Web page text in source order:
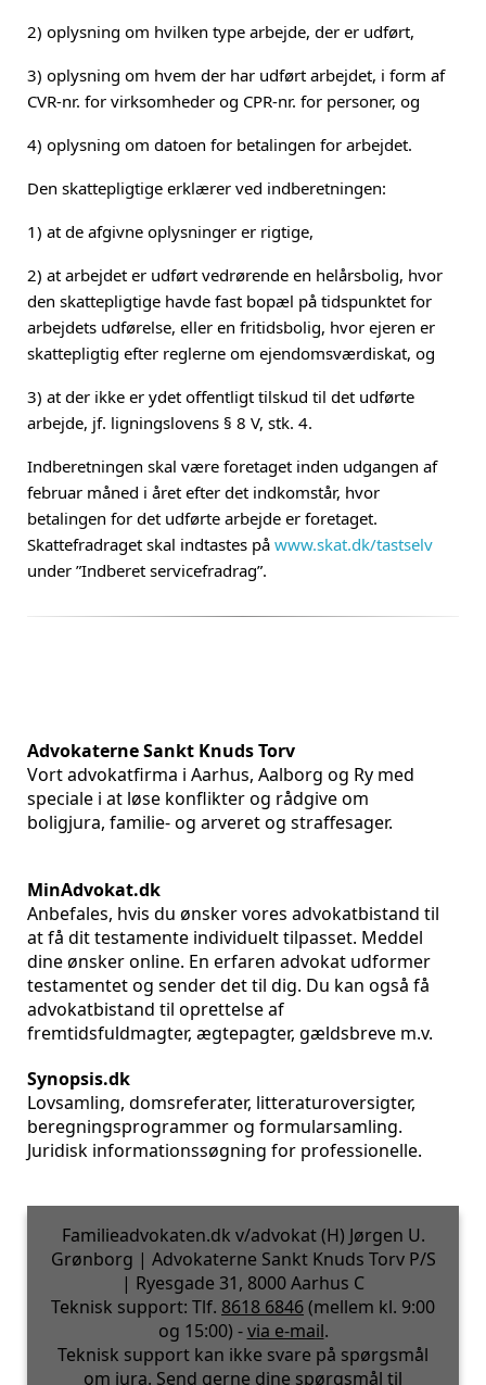
2) oplysning om hvilken type arbejde, der er udført,
3) oplysning om hvem der har udført arbejdet, i form af
CVR-nr. for virksomheder og CPR-nr. for personer, og
4) oplysning om datoen for betalingen for arbejdet.
Den skattepligtige erklærer ved indberetningen:
1) at de afgivne oplysninger er rigtige,
2) at arbejdet er udført vedrørende en helårsbolig, hvor
den skattepligtige havde fast bopæl på tidspunktet for
arbejdets udførelse, eller en fritidsbolig, hvor ejeren er
skattepligtig efter reglerne om ejendomsværdiskat, og
3) at der ikke er ydet offentligt tilskud til det udførte
arbejde, jf. ligningslovens § 8 V, stk. 4.
Indberetningen skal være foretaget inden udgangen af
februar måned i året efter det indkomstår, hvor
betalingen for det udførte arbejde er foretaget.
Skattefradraget skal indtastes på www.skat.dk/tastselv
under ”Indberet servicefradrag”.
Advokaterne Sankt Knuds Torv
Vort advokatfirma i Aarhus, Aalborg og Ry med
speciale i at løse konflikter og rådgive om
boligjura, familie- og arveret og straffesager.
MinAdvokat.dk
Anbefales, hvis du ønsker vores advokatbistand til
at få dit testamente individuelt tilpasset. Meddel
dine ønsker online. En erfaren advokat udformer
testamentet og sender det til dig. Du kan også få
advokatbistand til oprettelse af
fremtidsfuldmagter, ægtepagter, gældsbreve m.v.
Synopsis.dk
Lovsamling, domsreferater, litteraturoversigter,
beregningsprogrammer og formularsamling.
Juridisk informationssøgning for professionelle.
Familieadvokaten.dk v/advokat (H) Jørgen U.
Grønborg | Advokaterne Sankt Knuds Torv P/S
| Ryesgade 31, 8000 Aarhus C
Teknisk support: Tlf. 8618 6846(mellem kl. 9:00
og 15:00) -via e-mail.
Teknisk support kan ikke svare på spørgsmål
om jura. Send gerne dine spørgsmål til